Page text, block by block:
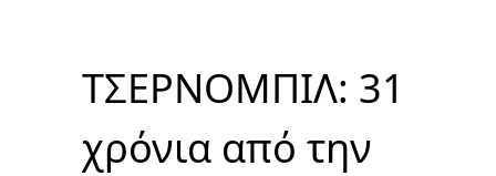
ΤΣΕΡΝΟΜΠΙΛ: 31
χρόνια από την